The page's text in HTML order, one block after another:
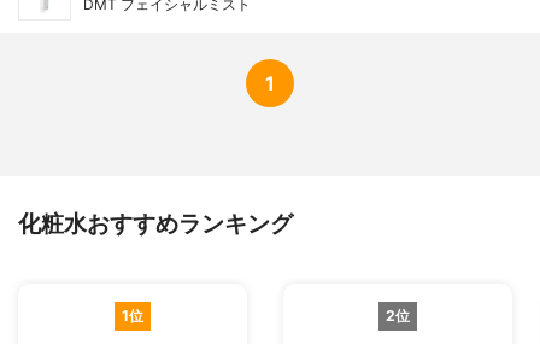
DMT フェイシャルミスト
1
化粧水おすすめランキング
1位 2位